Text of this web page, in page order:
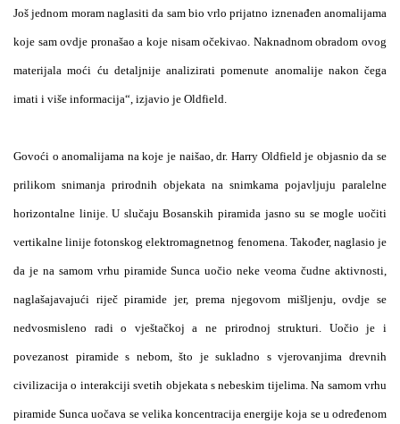
Još jednom moram naglasiti da sam bio vrlo prijatno iznenađen anomalijama
koje sam ovdje pronašao a koje nisam očekivao. Naknadnom obradom ovog
materijala moći ću detaljnije analizirati pomenute anomalije nakon čega
imati i više informacija“, izjavio je Oldfield.
Govoći o anomalijama na koje je naišao, dr. Harry Oldfield je objasnio da se
prilikom snimanja prirodnih objekata na snimkama pojavljuju paralelne
horizontalne linije. U slučaju Bosanskih piramida jasno su se mogle uočiti
vertikalne linije fotonskog elektromagnetnog fenomena. Također, naglasio je
da je na samom vrhu piramide Sunca uočio neke veoma čudne aktivnosti,
naglašajavajući riječ piramide jer, prema njegovom mišljenju, ovdje se
nedvosmisleno radi o vještačkoj a ne prirodnoj strukturi. Uočio je i
povezanost piramide s nebom, što je sukladno s vjerovanjima drevnih
civilizacija o interakciji svetih objekata s nebeskim tijelima. Na samom vrhu
piramide Sunca uočava se velika koncentracija energije koja se u određenom